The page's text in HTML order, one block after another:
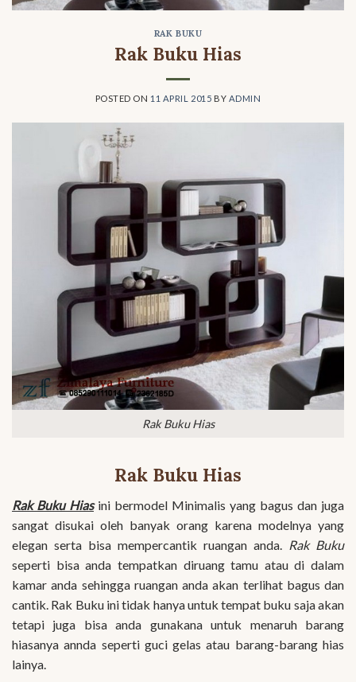
RAK BUKU
Rak Buku Hias
POSTED ON 11 APRIL 2015 BY ADMIN
Rak Buku Hias
Rak Buku Hias
Rak Buku Hiasini bermodel Minimalis yang bagus dan juga
sangat disukai oleh banyak orang karena modelnya yang
elegan serta bisa mempercantik ruangan anda. Rak Buku
seperti bisa anda tempatkan diruang tamu atau di dalam
kamar anda sehingga ruangan anda akan terlihat bagus dan
cantik. Rak Buku ini tidak hanya untuk tempat buku saja akan
tetapi juga bisa anda gunakana untuk menaruh barang
hiasanya annda seperti guci gelas atau barang-barang hias
lainya.